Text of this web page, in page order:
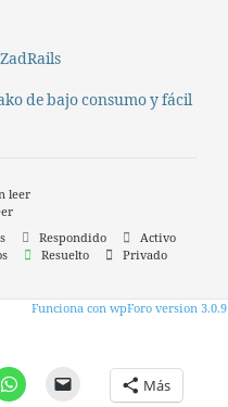
ZadRails
de bajo consumo y fácil
leer
Respondido
Activo
Resuelto
Privado
Funciona con wpForo version 3.0.9
Más